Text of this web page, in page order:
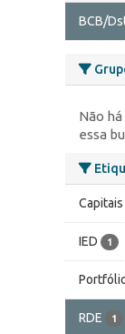
BCB/
Não
essa
IED 1
RDE 1